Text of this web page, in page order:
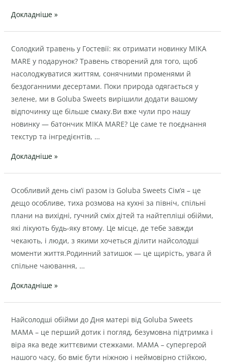
Докладніше »
Солодкий травень у Гостевії: як отримати новинку MIKA
MARE у подарунок? Травень створений для того, щоб
насолоджуватися життям, сонячними променями й
бездоганними десертами. Поки природа одягається у
зелене, ми в Goluba Sweets вирішили додати вашому
відпочинку ще більше смаку.Ви вже чули про нашу
новинку — батончик MIKA MARE? Це саме те поєднання
текстур та інгредієнтів, …
Солодкий
травень
у
Гостевії:
як
отримати
новинку
MIKA
у
подарунок?
Докладніше »
Особливий день сім’ї разом із Goluba Sweets Cім’я – це
дещо особливе, тиха розмова на кухні за північ, спільні
плани на вихідні, гучний сміх дітей та найтепліші обійми,
які лікують будь-яку втому. Це місце, де тебе завжди
чекають, і люди, з якими хочеться ділити найсолодші
моменти життя.Родинний затишок — це щирість, увага й
спільне чаювання, …
Особливий
день
сім’ї
разом
із
Goluba
Sweets
Докладніше »
Найсолодші обійми до Дня матері від Goluba Sweets
МАМА – це перший дотик і погляд, безумовна підтримка і
віра яка веде життєвими стежками. МАМА – супергерой
нашого часу, бо вміє бути ніжною і неймовірно стійкою,
Найсолодші
обійми
до
Дня